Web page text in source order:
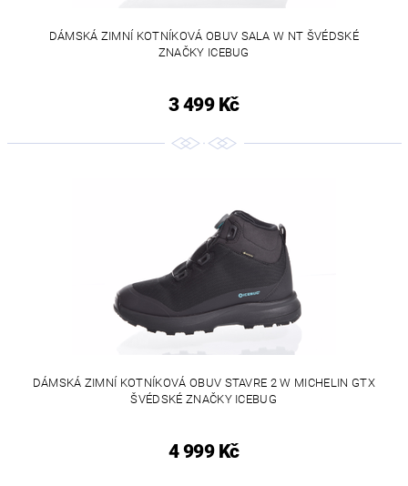
DÁMSKÁ ZIMNÍ KOTNÍKOVÁ OBUV SALA W NT ŠVÉDSKÉ
ZNAČKY ICEBUG
3 499 Kč
DÁMSKÁ ZIMNÍ KOTNÍKOVÁ OBUV STAVRE 2 W MICHELIN GTX
ŠVÉDSKÉ ZNAČKY ICEBUG
4 999 Kč